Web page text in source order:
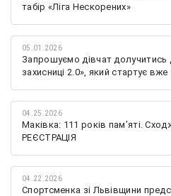
табір «Ліга Нескорених»
05.01.2026
Запрошуємо дівчат долучитись
захисниці 2.0», який стартує
04.25.2026
Маківка: 111 років пам’яті.
РЕЄСТРАЦІЯ
04.22.2026
Спортсменка зі Львівщини